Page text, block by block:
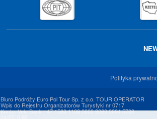
Polityka
Biuro Podróży Euro Pol Tour Sp. z o.o. TOUR OPERATOR
Wpis do Rejestru Organizatorów Turystyki nr 0717
Konto: Velo Bank - 47 1560 1108 0000 9060 0004 5709